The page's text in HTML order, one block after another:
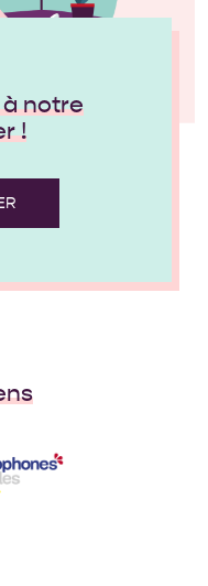
notre
!